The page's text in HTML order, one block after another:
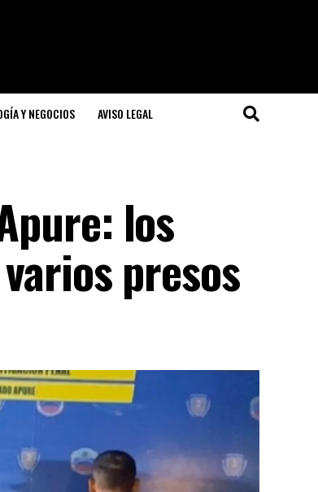
Y NEGOCIOS AVISO LEGAL
los
presos